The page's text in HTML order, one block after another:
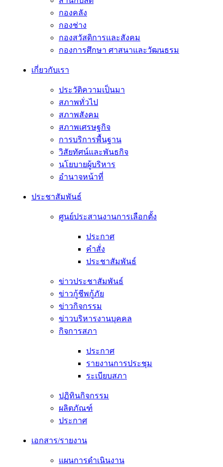
กองคลัง
กองช่าง
กองสวัสดิการและสังคม
กองการศึกษา ศาสนาและวัฒนธรม
เกี่ยวกับเรา
ประวัติความเป็นมา
สภาพทั่วไป
สภาพสังคม
สภาพเศรษฐกิจ
การบริการพื้นฐาน
วิสัยทัศน์และพันธกิจ
นโยบายผู้บริหาร
อํานาจหน้าที่
ประชาสัมพันธ์
ศูนย์ประสานงานการเลือกตั้ง
ประกาศ
คำสั่ง
ประชาสัมพันธ์
ข่าวประชาสัมพันธ์
ข่าวกู้ชีพกู้ภัย
ข่าวกิจกรรม
ข่าวบริหารงานบุคคล
กิจการสภา
ประกาศ
รายงานการประชุม
ระเบียบสภา
ปฏิทินกิจกรรม
ผลิตภัณฑ์
ประกาศ
เอกสาร/รายงาน
แผนการดำเนินงาน